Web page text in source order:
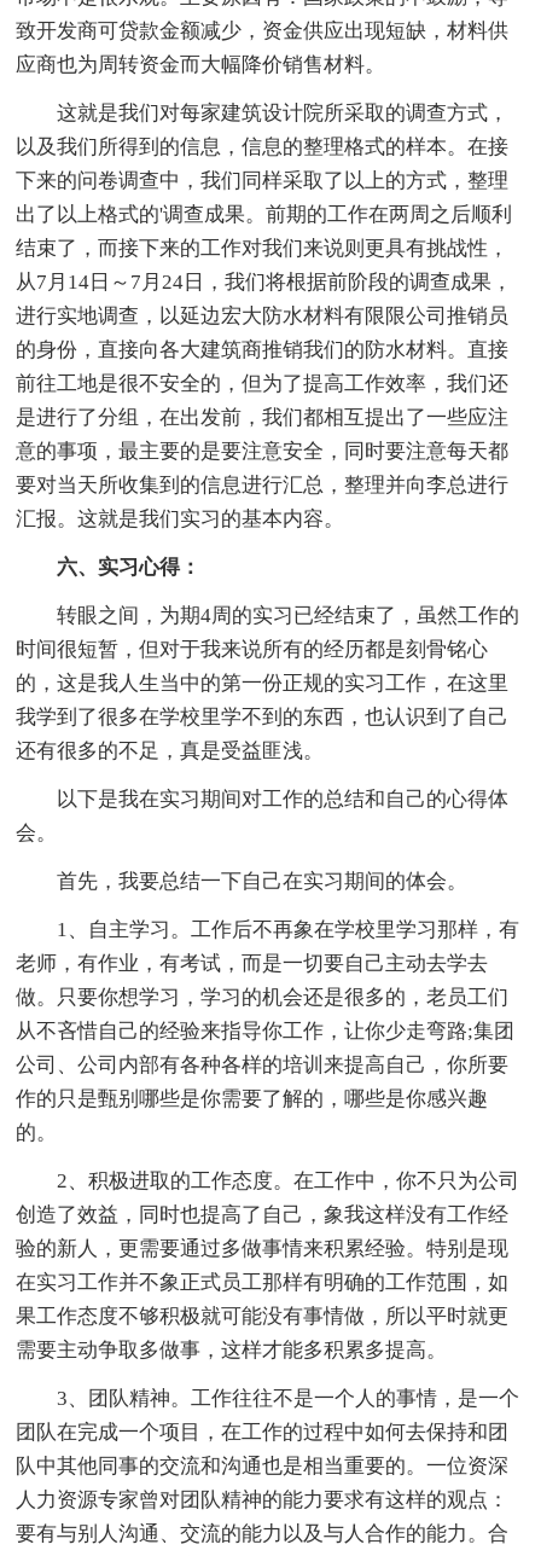
致开发商可贷款金额减少，资金供应出现短缺，材料供
应商也为周转资金而大幅降价销售材料。
这就是我们对每家建筑设计院所采取的调查方式，
以及我们所得到的信息，信息的整理格式的样本。在接
下来的问卷调查中，我们同样采取了以上的方式，整理
出了以上格式的'调查成果。前期的工作在两周之后顺利
结束了，而接下来的工作对我们来说则更具有挑战性，
从7月14日～7月24日，我们将根据前阶段的调查成果，
进行实地调查，以延边宏大防水材料有限限公司推销员
的身份，直接向各大建筑商推销我们的防水材料。直接
前往工地是很不安全的，但为了提高工作效率，我们还
是进行了分组，在出发前，我们都相互提出了一些应注
意的事项，最主要的是要注意安全，同时要注意每天都
要对当天所收集到的信息进行汇总，整理并向李总进行
汇报。这就是我们实习的基本内容。
六、实习心得：
转眼之间，为期4周的实习已经结束了，虽然工作的
时间很短暂，但对于我来说所有的经历都是刻骨铭心
的，这是我人生当中的第一份正规的实习工作，在这里
我学到了很多在学校里学不到的东西，也认识到了自己
还有很多的不足，真是受益匪浅。
以下是我在实习期间对工作的总结和自己的心得体
会。
首先，我要总结一下自己在实习期间的体会。
1、自主学习。工作后不再象在学校里学习那样，有
老师，有作业，有考试，而是一切要自己主动去学去
做。只要你想学习，学习的机会还是很多的，老员工们
从不吝惜自己的经验来指导你工作，让你少走弯路;集团
公司、公司内部有各种各样的培训来提高自己，你所要
作的只是甄别哪些是你需要了解的，哪些是你感兴趣
的。
2、积极进取的工作态度。在工作中，你不只为公司
创造了效益，同时也提高了自己，象我这样没有工作经
验的新人，更需要通过多做事情来积累经验。特别是现
在实习工作并不象正式员工那样有明确的工作范围，如
果工作态度不够积极就可能没有事情做，所以平时就更
需要主动争取多做事，这样才能多积累多提高。
3、团队精神。工作往往不是一个人的事情，是一个
团队在完成一个项目，在工作的过程中如何去保持和团
队中其他同事的交流和沟通也是相当重要的。一位资深
人力资源专家曾对团队精神的能力要求有这样的观点：
要有与别人沟通、交流的能力以及与人合作的能力。合